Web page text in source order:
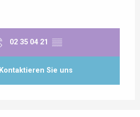
02 35 04 21 ▒▒
Kontaktieren Sie uns